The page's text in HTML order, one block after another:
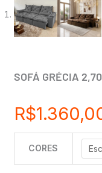
SOFÁ GRÉCIA
R$
CORES
SOFÁ
GRÉCIA